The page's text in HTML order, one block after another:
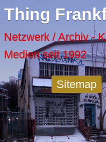
Thing
Netzwerk / Archiv -
Medien seit 1992
Sitemap
Home »People»
Menu
Artspaces
Cool Places
Frankfurt Diary
Activity